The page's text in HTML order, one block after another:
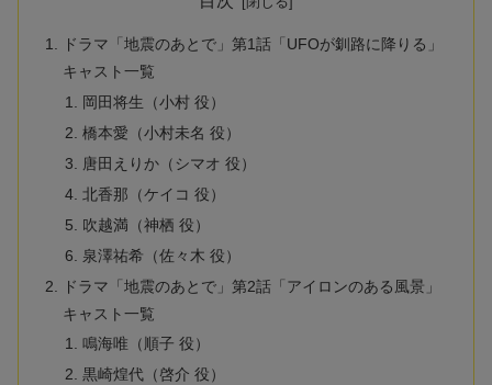
ドラマ「地震のあとで」第1話「UFOが釧路に降りる」
キャスト一覧
岡田将生（小村 役）
橋本愛（小村未名 役）
唐田えりか（シマオ 役）
北香那（ケイコ 役）
吹越満（神栖 役）
泉澤祐希（佐々木 役）
ドラマ「地震のあとで」第2話「アイロンのある風景」
キャスト一覧
鳴海唯（順子 役）
黒崎煌代（啓介 役）